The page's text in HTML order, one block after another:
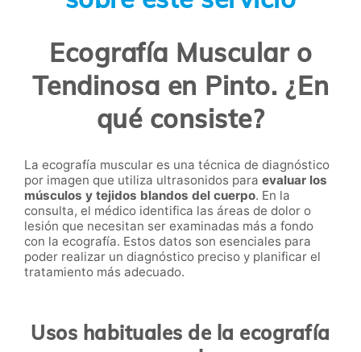
Ecografía Muscular o
Tendinosa en Pinto. ¿En
qué consiste?
La ecografía muscular es una técnica de diagnóstico
por imagen que utiliza ultrasonidos para evaluar los
músculos y tejidos blandos del cuerpo. En la
consulta, el médico identifica las áreas de dolor o
lesión que necesitan ser examinadas más a fondo
con la ecografía. Estos datos son esenciales para
poder realizar un diagnóstico preciso y planificar el
tratamiento más adecuado.
Usos habituales de la ecografía